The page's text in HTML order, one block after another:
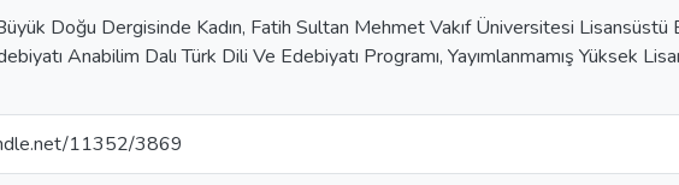
Doğu Dergisinde Kadın, Fatih Sultan Mehmet Vakıf Üniversitesi Lisansüstü
Anabilim Dalı Türk Dili Ve Edebiyatı Programı, Yayımlanmamış Yüksek
11352/3869